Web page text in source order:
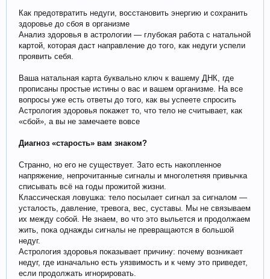
Как предотвратить недуги, восстановить энергию и сохранить
здоровье до сбоя в организме
Анализ здоровья в астрологии — глубокая работа с натальной
картой, которая даст направление до того, как недуги успели
проявить себя.
Ваша натальная карта буквально ключ к вашему ДНК, где
прописаны простые истины о вас и вашем организме. На все
вопросы уже есть ответы до того, как вы успеете спросить
Астрология здоровья покажет то, что тело не считывает, как
«сбой», а вы не замечаете вовсе
Диагноз «старость» вам знаком?
Странно, но его не существует. Зато есть накопленное
напряжение, непрочитанные сигналы и многолетняя привычка
списывать всё на годы прожитой жизни.
Классическая ловушка: тело посылает сигнал за сигналом —
усталость, давление, тревога, вес, суставы. Мы не связываем
их между собой. Не знаем, во что это выльется и продолжаем
жить, пока однажды сигналы не превращаются в большой
недуг.
Астрология здоровья показывает причину: почему возникает
недуг, где изначально есть уязвимость и к чему это приведет,
если продолжать игнорировать.